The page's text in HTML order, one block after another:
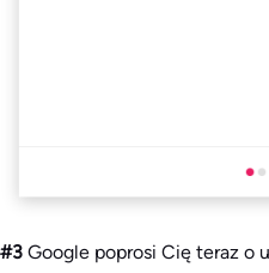
#3 Google poprosi Cię teraz o